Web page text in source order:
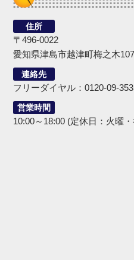
住所
〒496-0022
愛知県津島市越津町梅之木
連絡先
フリーダイヤル：0120-09-
営業時間
10:00～18:00 (定休日：火曜